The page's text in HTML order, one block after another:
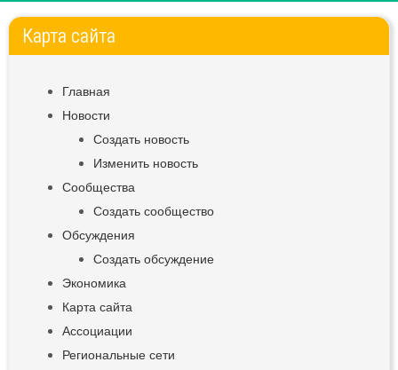
Карта сайта
Главная
Новости
Создать новость
Изменить новость
Сообщества
Создать сообщество
Обсуждения
Создать обсуждение
Экономика
Карта сайта
Ассоциации
Региональные сети